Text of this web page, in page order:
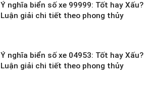
Ý nghĩa biển số xe 99999: Tốt hay Xấu?
Luận giải chi tiết theo phong thủy
Ý nghĩa biển số xe 04953: Tốt hay Xấu?
Luận giải chi tiết theo phong thủy